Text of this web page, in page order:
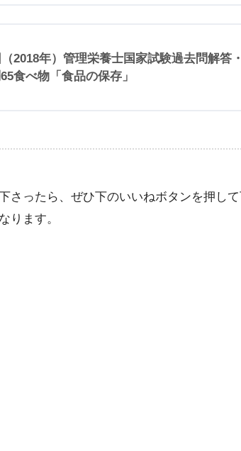
（2018年）管理栄養士国家試験過去問解答・
食べ物「食品の保存」
さったら、ぜひ下のいいねボタンを押し
ります。